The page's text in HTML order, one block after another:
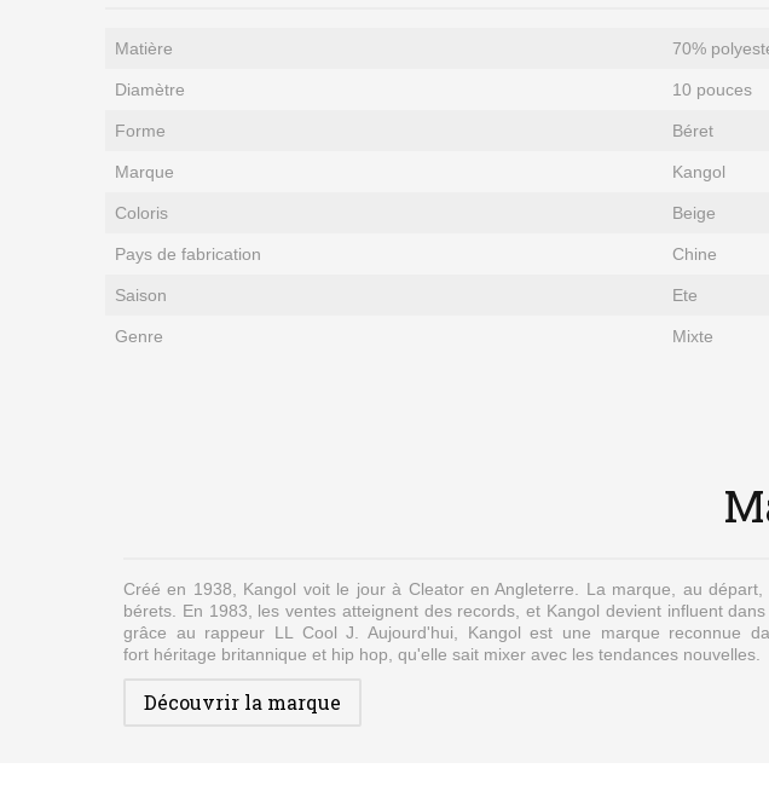
Matière 70%
Diamètre 10 pouces
Forme Béret
Marque Kangol
Coloris Beige
Pays de fabrication Chine
Saison Ete
Genre Mixte
Créé en 1938, Kangol voit le jour à Cleatoren Angleterre. La marque, au départ,
bérets. En 1983, les ventes atteignent des records, et Kangol devient influent
grâce au rappeur LL Cool J. Aujourd'hui, Kangol est une marque reconnue
fort héritage britannique et hip hop, qu'elle sait mixer avec les tendances nouvelles.
Découvrir la marque